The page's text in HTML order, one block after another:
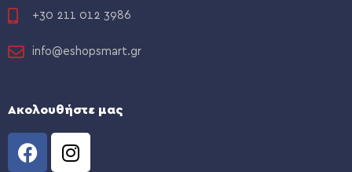
+30 211 012 3986
info@eshopsmart.gr
Ακολουθήστε μας